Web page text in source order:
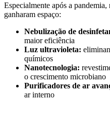
Especialmente após a
ganharam espaço:
Nebulização de
maior eficiência
Luz ultravioleta:
químicos
Nanotecnologia:
o crescimento microbiano
Purificadores de ar
ar interno